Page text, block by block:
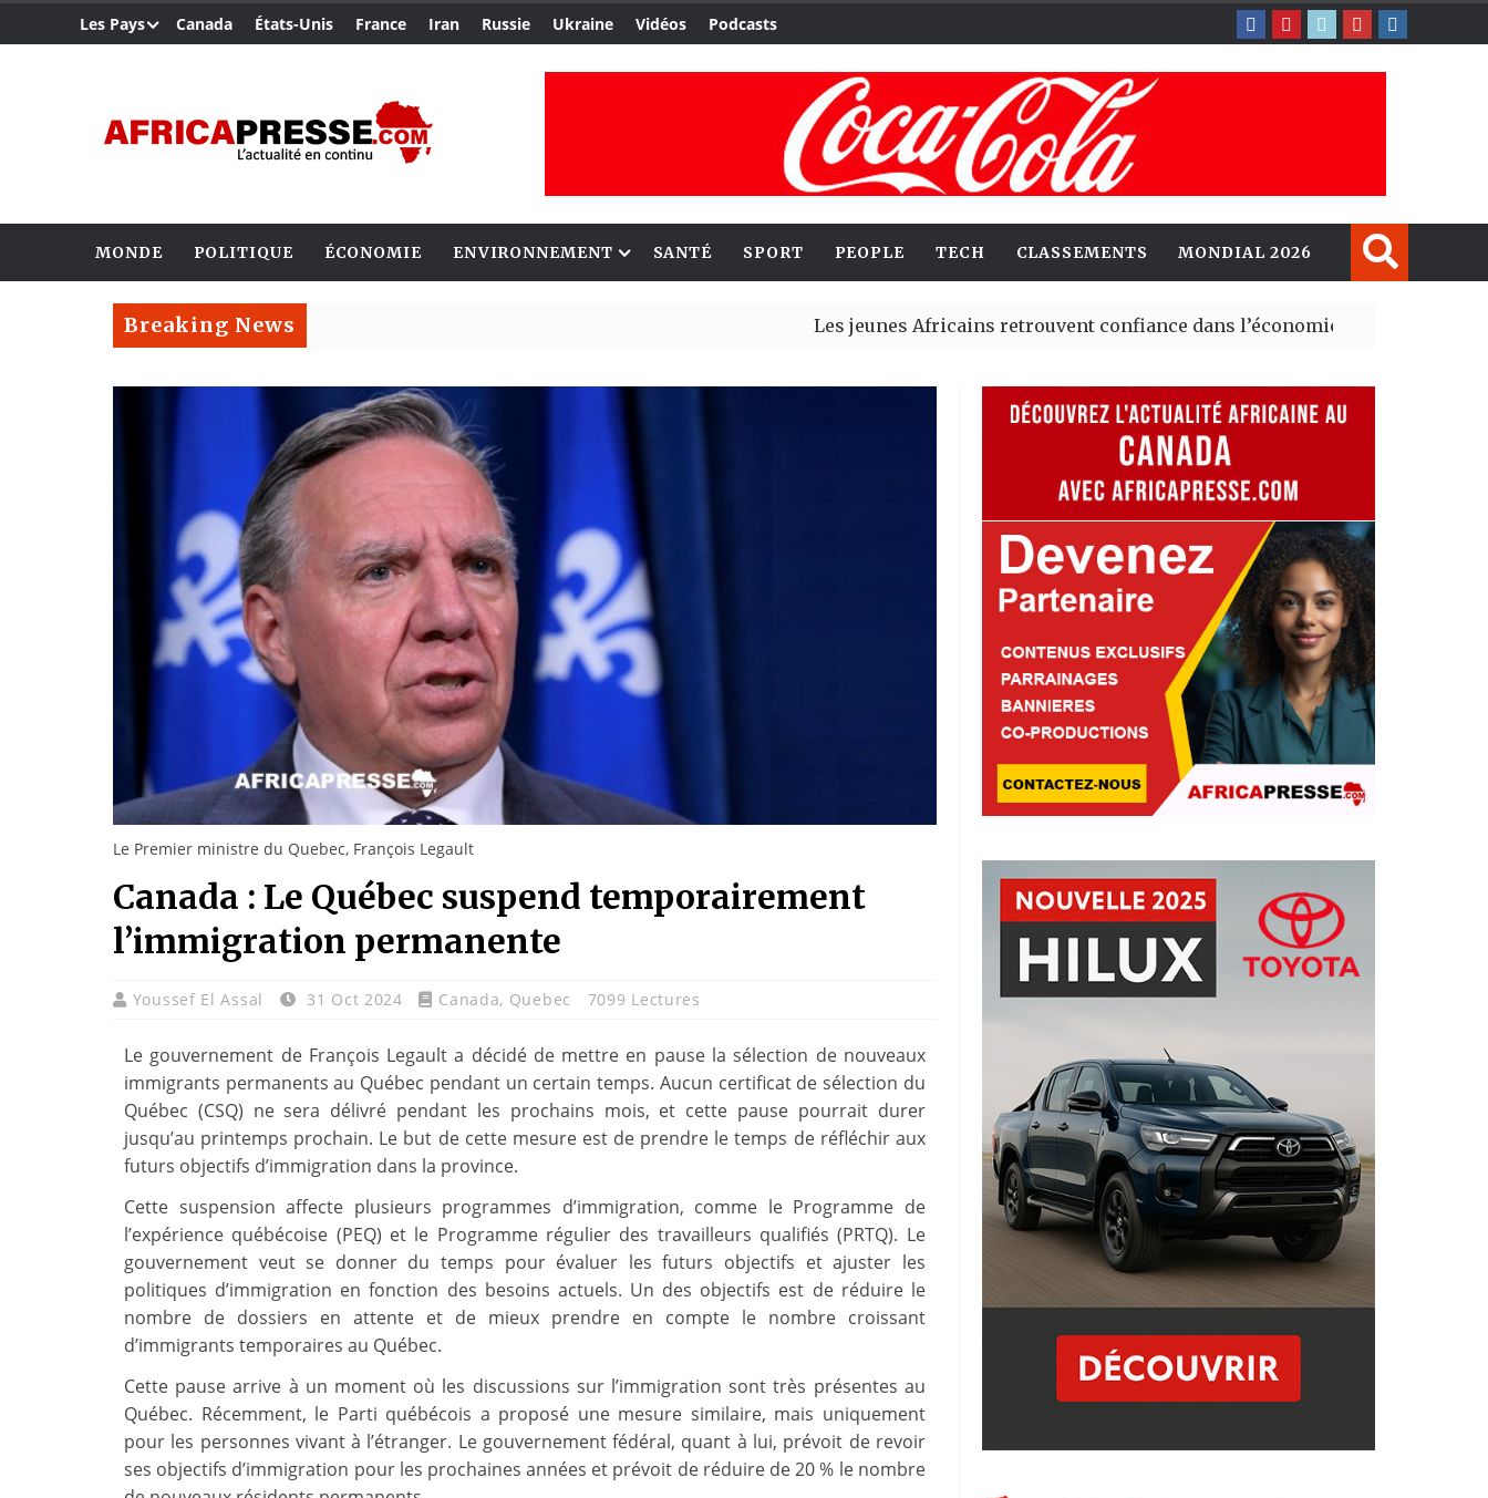
Les Pays Canada États-Unis France Iran Russie Ukraine Vidéos Podcasts
MONDE POLITIQUE ÉCONOMIE ENVIRONNEMENT SANTÉ SPORT PEOPLE TECH CLASSEMENTS MONDIAL 2026
Breaking News Les jeunes Africains retrouvent confiance dans l’économie, mais trois grands
Le Premier ministre du Quebec, François Legault
Canada : Le Québec suspend temporairement
l’immigration permanente
Youssef El Assal 31 Oct 2024 Canada, Quebec 7099 Lectures
Le gouvernement de François Legault a décidé de mettre en pause la sélection de nouveaux
immigrants permanents au Québec pendant un certain temps. Aucun certificat de sélection du
Québec (CSQ) ne sera délivré pendant les prochains mois, et cette pause pourrait durer
jusqu’au printemps prochain. Le but de cette mesure est de prendre le temps de réfléchir aux
futurs objectifs d’immigration dans la province.
Cette suspension affecte plusieurs programmes d’immigration, comme le Programme de
l’expérience québécoise (PEQ) et le Programme régulier des travailleurs qualifiés (PRTQ). Le
gouvernement veut se donner du temps pour évaluer les futurs objectifs et ajuster les
politiques d’immigration en fonction des besoins actuels. Un des objectifs est de réduire le
nombre de dossiers en attente et de mieux prendre en compte le nombre croissant
d’immigrants temporaires au Québec.
Cette pause arrive à un moment où les discussions sur l’immigration sont très présentes au
Québec. Récemment, le Parti québécois a proposé une mesure similaire, mais uniquement
pour les personnes vivant à l’étranger. Le gouvernement fédéral, quant à lui, prévoit de revoir
ses objectifs d’immigration pour les prochaines années et prévoit de réduire de 20 % le nombre